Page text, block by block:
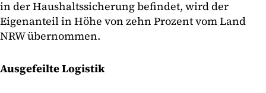
in der Haushaltssicherung befindet, wird der
Eigenanteil in Höhe von zehn Prozent vom Land
NRW übernommen.
Ausgefeilte Logistik